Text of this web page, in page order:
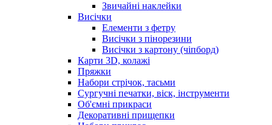
Звичайні наклейки
Висічки
Елементи з фетру
Висічки з пінорезини
Висічки з картону (чіпборд)
Карти 3D, колажі
Пряжки
Набори стрічок, тасьми
Сургучні печатки, віск, інструменти
Об'ємні прикраси
Декоративні прищепки